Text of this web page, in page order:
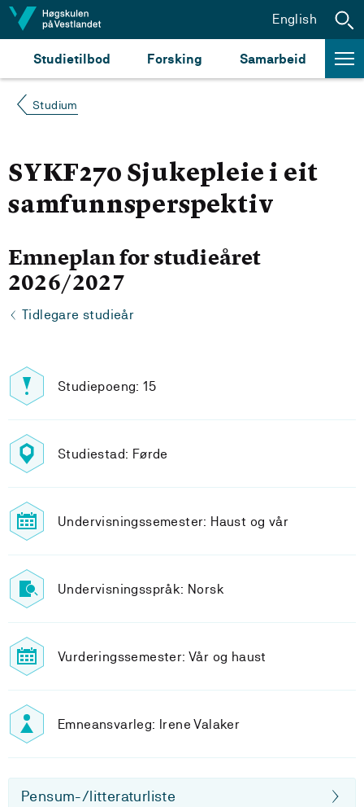
Hopp til innhald
Studietilbod Forsking Samarbeid
English
Studium
SYKF270 Sjukepleie i eit
samfunnsperspektiv
Emneplan for studieåret
2026/2027
Tidlegare studieår
Studiepoeng: 15
Studiestad: Førde
Undervisningssemester: Haust og vår
Undervisningsspråk: Norsk
Vurderingssemester: Vår og haust
Emneansvarleg: Irene Valaker
Pensum-/litteraturliste